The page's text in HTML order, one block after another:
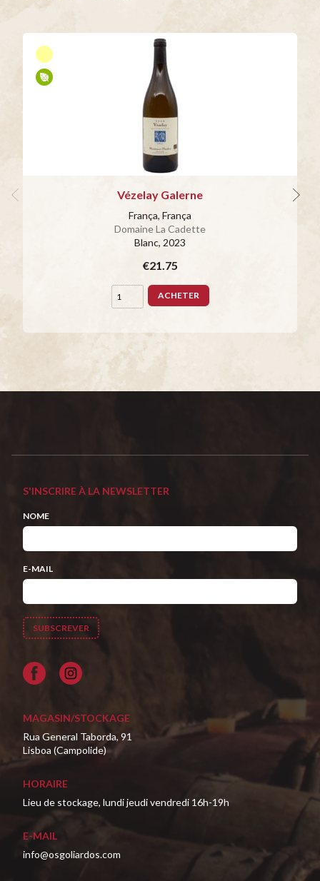
Vézelay Galerne
França, França
Domaine La Cadette
Blanc, 2023
€21.75
ACHETER
S'INSCRIRE À LA NEWSLETTER
NOME
E-MAIL
Facebook
MAGASIN/STOCKAGE
Rua General Taborda, 91
Lisboa (Campolide)
HORAIRE
Lieu de stockage, lundi jeudi vendredi 16h-19h
E-MAIL
info@osgoliardos.com